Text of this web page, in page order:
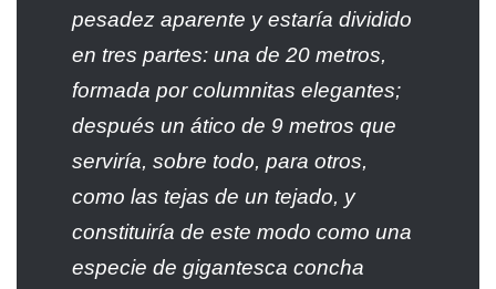
pesadez aparente y estaría dividido
en tres partes: una de 20 metros,
formada por columnitas elegantes;
después un ático de 9 metros que
serviría, sobre todo, para otros,
como las tejas de un tejado, y
constituiría de este modo como una
especie de gigantesca concha